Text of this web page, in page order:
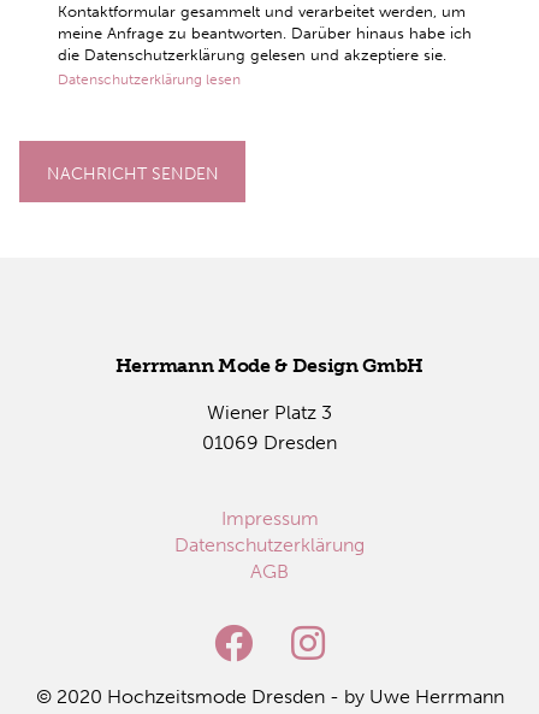
Kontaktformular gesammelt und verarbeitet werden, um
meine Anfrage zu beantworten. Darüber hinaus habe ich
die Datenschutzerklärung gelesen und akzeptiere sie.
Datenschutzerklärung lesen
NACHRICHT SENDEN
Herr­mann Mode & De­sign GmbH
Wie­ner Platz 3
01069 Dres­den
Impressum
Datenschutzerklärung
AGB
© 2020 Hoch­zeits­mo­de Dres­den - by Uwe Herr­mann